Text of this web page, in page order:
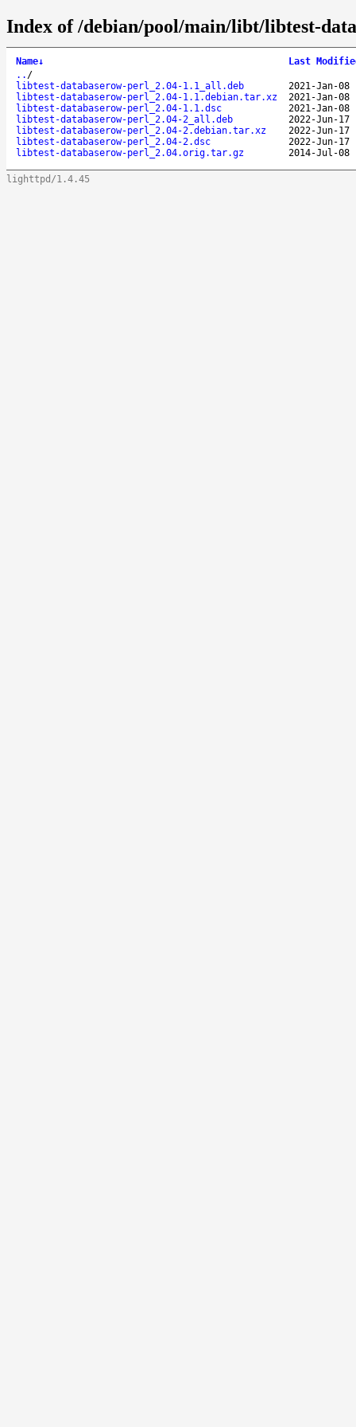
Index of /debian/pool/main/libt/libtest-
Name↓
Last
.. /
libtest-databaserow-perl_2.04-1.1_all.deb
2021-Jan-08
libtest-databaserow-perl_2.04-1.1.debian.tar.xz
2021-Jan-08
libtest-databaserow-perl_2.04-1.1.dsc
2021-Jan-08
libtest-databaserow-perl_2.04-2_all.deb
2022-Jun-17
libtest-databaserow-perl_2.04-2.debian.tar.xz
2022-Jun-17
libtest-databaserow-perl_2.04-2.dsc
2022-Jun-17
libtest-databaserow-perl_2.04.orig.tar.gz
2014-Jul-08
lighttpd/1.4.45